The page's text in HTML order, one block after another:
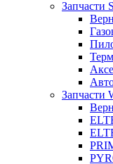
Запчасти
Запчасти